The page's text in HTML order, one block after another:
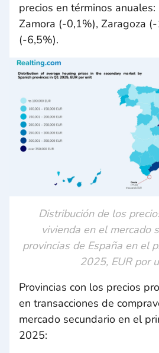
precios en términos
Zamora (-0,1%), Zaragoza (-
(-6,5%).
Distribución de los
vivienda en el mercado
provincias de España en el
2025, EUR por
Provincias con los precios
en transacciones de
mercado secundario en el
2025: